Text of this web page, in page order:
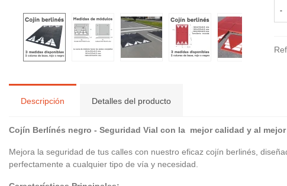
-
Descripción Detalles del producto
Cojín Berlínés negro - Seguridad Vial con la mejor calidad y al
Mejora la seguridad de tus calles con nuestro eficaz cojín berlinés,
perfectamente a cualquier tipo de vía y necesidad.